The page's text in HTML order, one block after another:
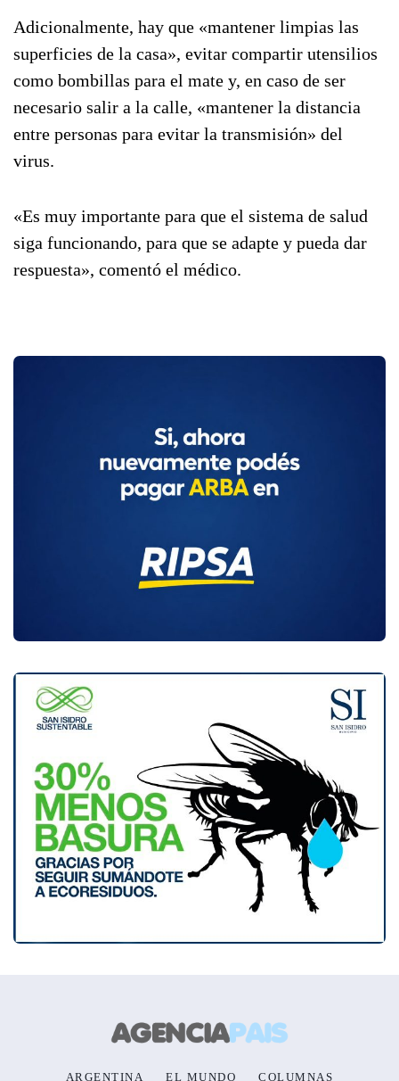
Adicionalmente, hay que «mantener limpias las
superficies de la casa», evitar compartir utensilios
como bombillas para el mate y, en caso de ser
necesario salir a la calle, «mantener la distancia
entre personas para evitar la transmisión» del
virus.
«Es muy importante para que el sistema de salud
siga funcionando, para que se adapte y pueda dar
respuesta», comentó el médico.
ARGENTINA EL MUNDO COLUMNAS